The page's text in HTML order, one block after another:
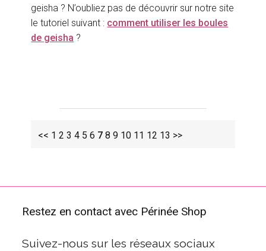
geisha ? N’oubliez pas de découvrir sur notre site
le tutoriel suivant : comment utiliser les boules
de geisha ?
<< 1 2 3 4 5 6 7 8 9 10 11 12 13 >>
Restez en contact avec Périnée Shop
Suivez-nous sur les réseaux sociaux